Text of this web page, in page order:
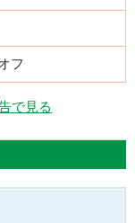
フ
で見る